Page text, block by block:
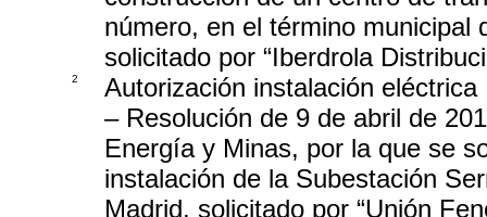
número, en el término municipal
solicitado por “Iberdrola
2
Autorización instalación eléctrica
– Resolución de 9 de abril de
Energía y Minas, por la que se
instalación de la Subestación
Madrid, solicitado por “Unión